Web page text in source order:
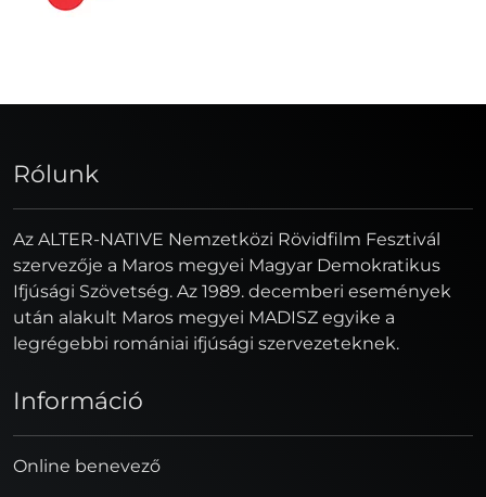
Rólunk
Az ALTER-NATIVE Nemzetközi Rövidfilm Fesztivál
szervezője a Maros megyei Magyar Demokratikus
Ifjúsági Szövetség. Az 1989. decemberi események
után alakult Maros megyei MADISZ egyike a
legrégebbi romániai ifjúsági szervezeteknek.
Információ
Online benevező